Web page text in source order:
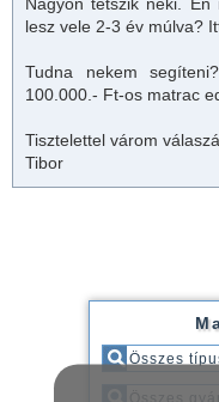
lesz vele 2-3 év múlva?
Tudna nekem
100.000.- Ft-os matrac
Tisztelettel várom
Tibor